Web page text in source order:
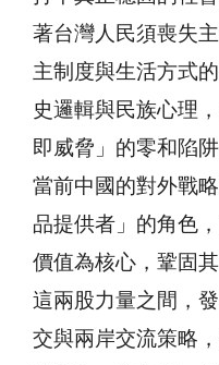
著台灣人民須喪失
主制度與生活方式
史邏輯與民族心理
即威脅」的零和陷阱
當前中國的對外戰
品提供者」的角色
價值為核心，鞏固
這兩股力量之間，
交與兩岸交流策略